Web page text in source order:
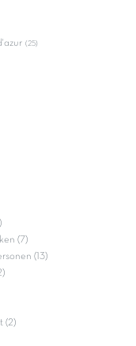
(25)
(7)
(13)
(2)